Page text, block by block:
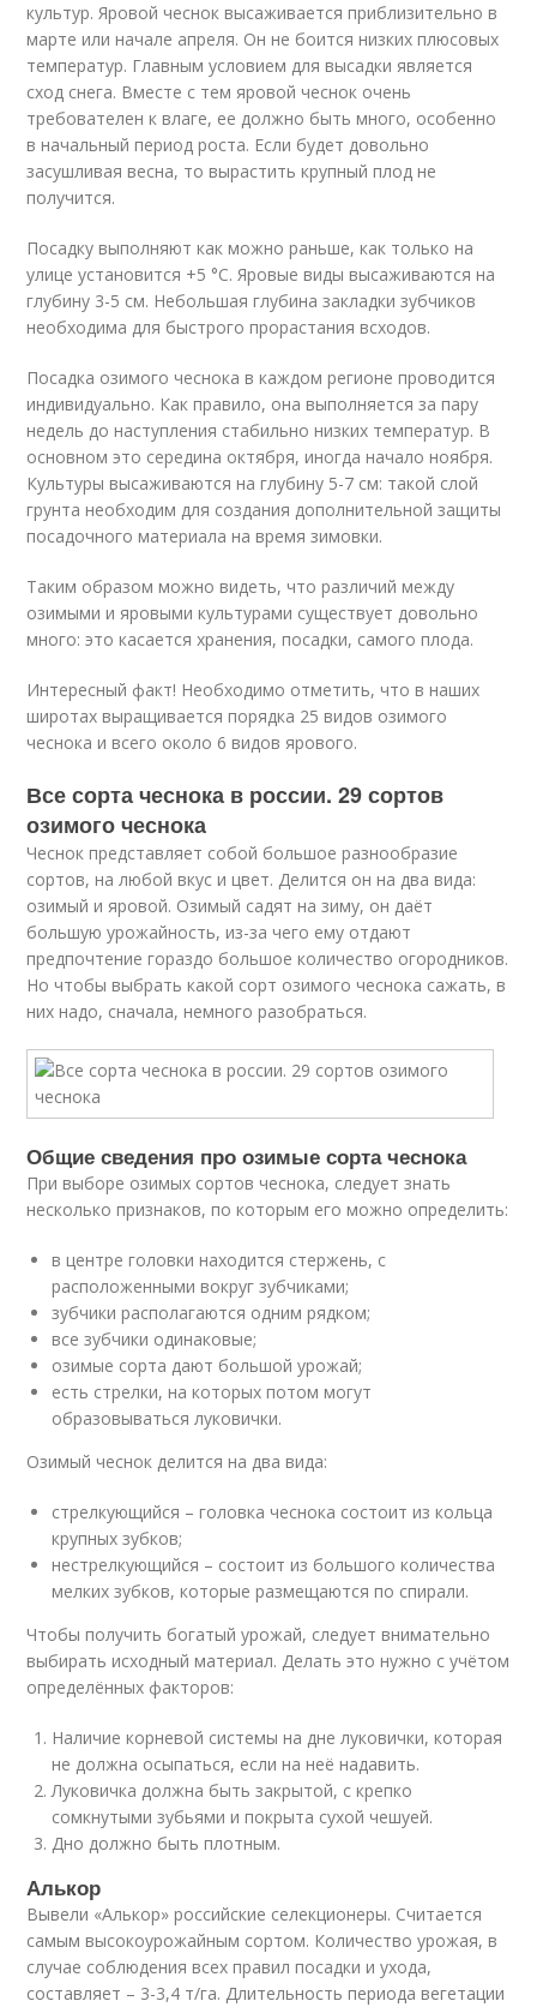
культур. Яровой чеснок высаживается приблизительно в
марте или начале апреля. Он не боится низких плюсовых
температур. Главным условием для высадки является
сход снега. Вместе с тем яровой чеснок очень
требователен к влаге, ее должно быть много, особенно
в начальный период роста. Если будет довольно
засушливая весна, то вырастить крупный плод не
получится.
Посадку выполняют как можно раньше, как только на
улице установится +5 °C. Яровые виды высаживаются на
глубину 3-5 см. Небольшая глубина закладки зубчиков
необходима для быстрого прорастания всходов.
Посадка озимого чеснока в каждом регионе проводится
индивидуально. Как правило, она выполняется за пару
недель до наступления стабильно низких температур. В
основном это середина октября, иногда начало ноября.
Культуры высаживаются на глубину 5-7 см: такой слой
грунта необходим для создания дополнительной защиты
посадочного материала на время зимовки.
Таким образом можно видеть, что различий между
озимыми и яровыми культурами существует довольно
много: это касается хранения, посадки, самого плода.
Интересный факт! Необходимо отметить, что в наших
широтах выращивается порядка 25 видов озимого
чеснока и всего около 6 видов ярового.
Все сорта чеснока в россии. 29 сортов
озимого чеснока
Чеснок представляет собой большое разнообразие
сортов, на любой вкус и цвет. Делится он на два вида:
озимый и яровой. Озимый садят на зиму, он даёт
большую урожайность, из-за чего ему отдают
предпочтение гораздо большое количество огородников.
Но чтобы выбрать какой сорт озимого чеснока сажать, в
них надо, сначала, немного разобраться.
Общие сведения про озимые сорта чеснока
При выборе озимых сортов чеснока, следует знать
несколько признаков, по которым его можно определить:
в центре головки находится стержень, с
расположенными вокруг зубчиками;
зубчики располагаются одним рядком;
все зубчики одинаковые;
озимые сорта дают большой урожай;
есть стрелки, на которых потом могут
образовываться луковички.
Озимый чеснок делится на два вида:
стрелкующийся – головка чеснока состоит из кольца
крупных зубков;
нестрелкующийся – состоит из большого количества
мелких зубков, которые размещаются по спирали.
Чтобы получить богатый урожай, следует внимательно
выбирать исходный материал. Делать это нужно с учётом
определённых факторов:
Наличие корневой системы на дне луковички, которая
не должна осыпаться, если на неё надавить.
Луковичка должна быть закрытой, с крепко
сомкнутыми зубьями и покрыта сухой чешуей.
Дно должно быть плотным.
Алькор
Вывели «Алькор» российские селекционеры. Считается
самым высокоурожайным сортом. Количество урожая, в
случае соблюдения всех правил посадки и ухода,
составляет – 3-3,4 т/га. Длительность периода вегетации